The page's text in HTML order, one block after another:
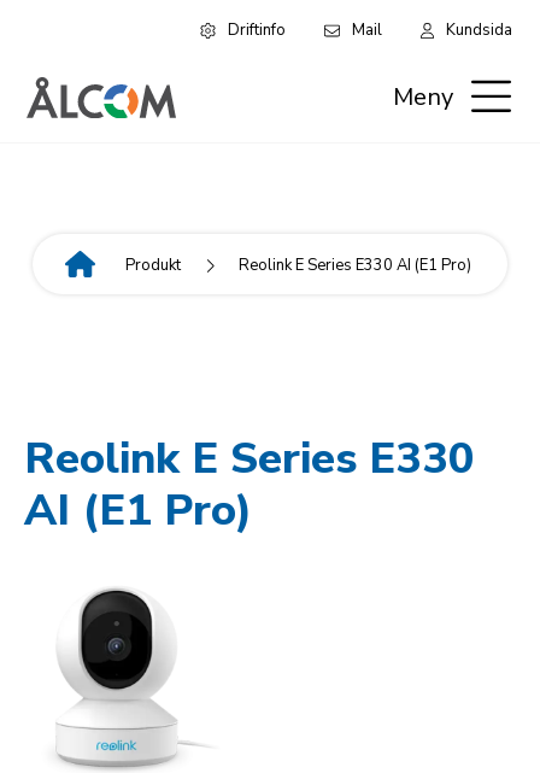
till
huvudinnehåll
Driftinfo Mail Kundsida
Meny
Produkt Reolink E Series E330 AI (E1 Pro)
Reolink E Series E330
AI (E1 Pro)